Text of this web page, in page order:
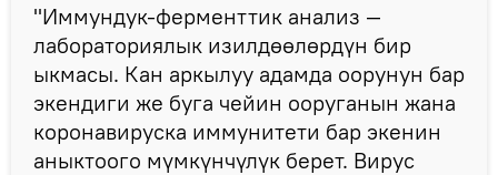
"Иммундук-ферменттик анализ —
лабораториялык изилдөөлөрдүн бир
ыкмасы. Кан аркылуу адамда оорунун бар
экендиги же буга чейин ооруганын жана
коронавируска иммунитети бар экенин
аныктоого мүмкүнчүлүк берет. Вирус